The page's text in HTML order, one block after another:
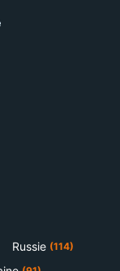
Russie (114)